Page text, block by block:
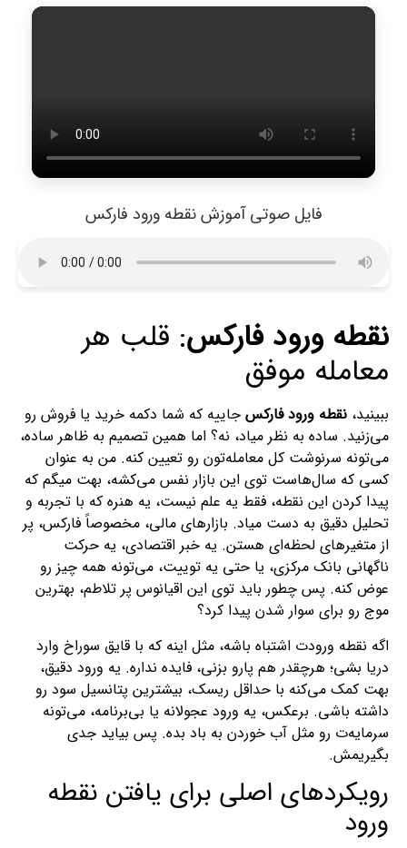
فایل صوتی آموزش نقطه ورود فارکس
نقطه ورود فارکس: قلب هر
معامله موفق
ببینید، نقطه ورود فارکس جاییه که شما دکمه خرید یا فروش رو
می‌زنید. ساده به نظر میاد، نه؟ اما همین تصمیم به ظاهر ساده،
می‌تونه سرنوشت کل معامله‌تون رو تعیین کنه. من به عنوان
کسی که سال‌هاست توی این بازار نفس می‌کشه، بهت میگم که
پیدا کردن این نقطه، فقط یه علم نیست، یه هنره که با تجربه و
تحلیل دقیق به دست میاد. بازارهای مالی، مخصوصاً فارکس، پر
از متغیرهای لحظه‌ای هستن. یه خبر اقتصادی، یه حرکت
ناگهانی بانک مرکزی، یا حتی یه توییت، می‌تونه همه چیز رو
عوض کنه. پس چطور باید توی این اقیانوس پر تلاطم، بهترین
موج رو برای سوار شدن پیدا کرد؟
اگه نقطه ورودت اشتباه باشه، مثل اینه که با قایق سوراخ وارد
دریا بشی؛ هرچقدر هم پارو بزنی، فایده نداره. یه ورود دقیق،
بهت کمک می‌کنه با حداقل ریسک، بیشترین پتانسیل سود رو
داشته باشی. برعکس، یه ورود عجولانه یا بی‌برنامه، می‌تونه
سرمایه‌ت رو مثل آب خوردن به باد بده. پس بیاید جدی
بگیریمش.
رویکردهای اصلی برای یافتن نقطه
ورود